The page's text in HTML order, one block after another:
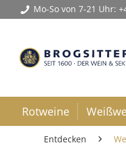
Mo-So von 7-21 Uhr:
Rotweine
Entdecken